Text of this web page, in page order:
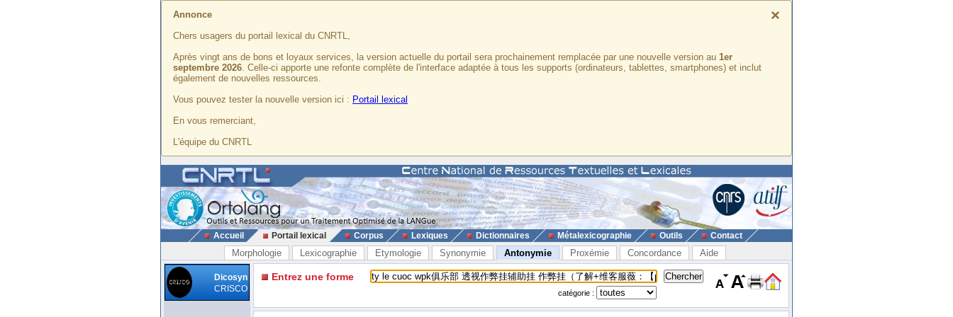
×
Annonce
Chers usagers du portail lexical du CNRTL,
Après vingt ans de bons et loyaux services, la version actuelle du portail sera prochainement remplacée par une nouvelle version au 1er
septembre 2026. Celle-ci apporte une refonte complète de l'interface adaptée à tous les supports (ordinateurs, tablettes, smartphones) et inclut
également de nouvelles ressources.
Vous pouvez tester la nouvelle version ici : Portail lexical
En vous remerciant,
L'équipe du CNRTL
Accueil Portail lexical Corpus Lexiques Dictionnaires Métalexicographie Outils Contact
Morphologie Lexicographie Etymologie Synonymie Antonymie Proxémie Concordance Aide
Dicosyn
CRISCO
Entrez une forme
catégorie :